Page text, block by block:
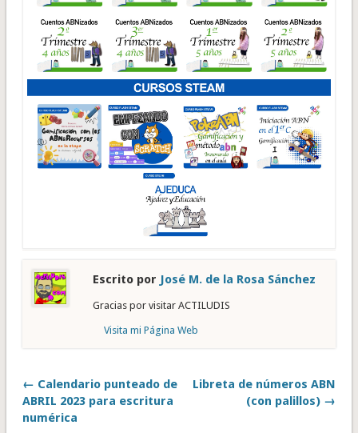
Escrito por José M. de la Rosa Sánchez
Gracias por visitar ACTILUDIS
Visita mi Página Web
← Calendario punteado de
ABRIL 2023 para escritura
numérica
Libreta de números ABN
(con palillos) →